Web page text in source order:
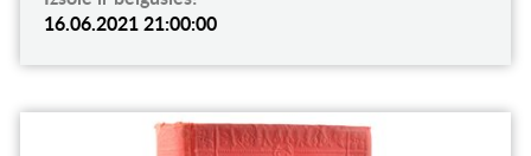
16.06.2021 21:00:00